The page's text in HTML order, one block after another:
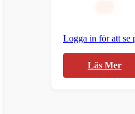
Logga in för att se
Läs Mer